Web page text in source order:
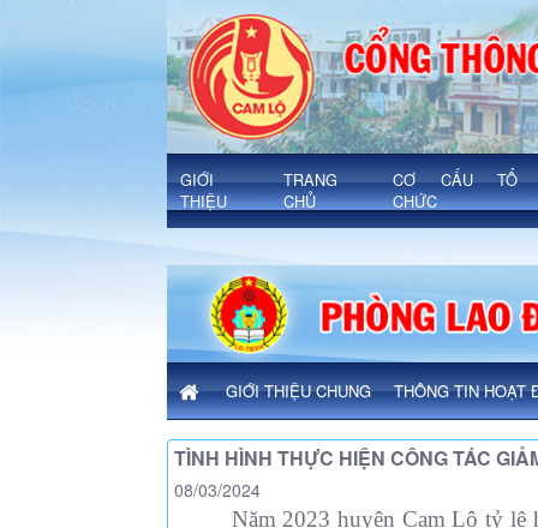
Chi tiết bài viết - Xã Cam Lộ
'
GIỚI
THIỆU
TRANG
CHỦ
CƠ CẤU TỔ
CHỨC
GIỚI THIỆU CHUNG THÔNG TIN HOẠT
TÌNH HÌNH THỰC HIỆN CÔNG TÁC
08/03/2024
Năm 2023 huyện Cam Lộtỷ lệ